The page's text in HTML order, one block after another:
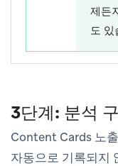
제든
도 있
3단계: 분석
Content Cards 노
자동으로 기록되지